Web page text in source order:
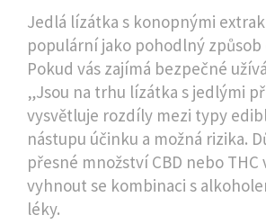
Jedlá lízátka s konopnými
populární jako pohodlný způsob
Pokud vás zajímá bezpečné
„Jsou na trhu lízátka s jedlými
vysvětluje rozdíly mezi typy
nástupu účinku a možná rizika.
přesné množství CBD nebo THC
vyhnout se kombinaci s
léky.